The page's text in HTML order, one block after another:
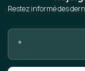
Restez informé des